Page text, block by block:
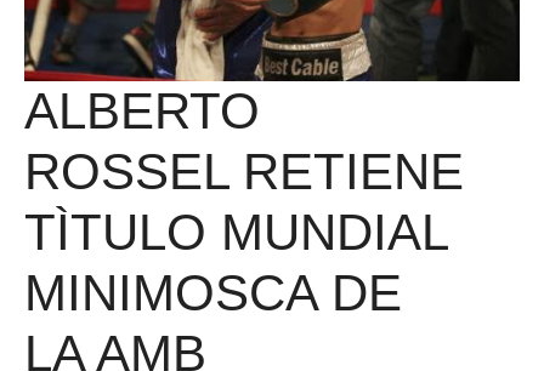
ALBERTO
ROSSEL RETIENE
TÌTULO MUNDIAL
MINIMOSCA DE
LA AMB